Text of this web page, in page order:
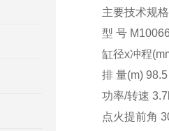
主要技术规格
型 号
缸径x冲程
排 量(m) 98.5
功率/转速
点火提前角